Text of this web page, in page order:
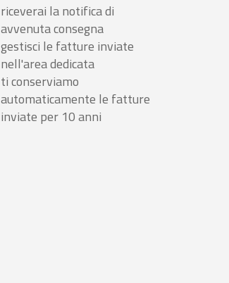
riceverai la notifica di
avvenuta consegna
gestisci le fatture inviate
nell'area dedicata
ti conserviamo
automaticamente le fatture
inviate per 10 anni